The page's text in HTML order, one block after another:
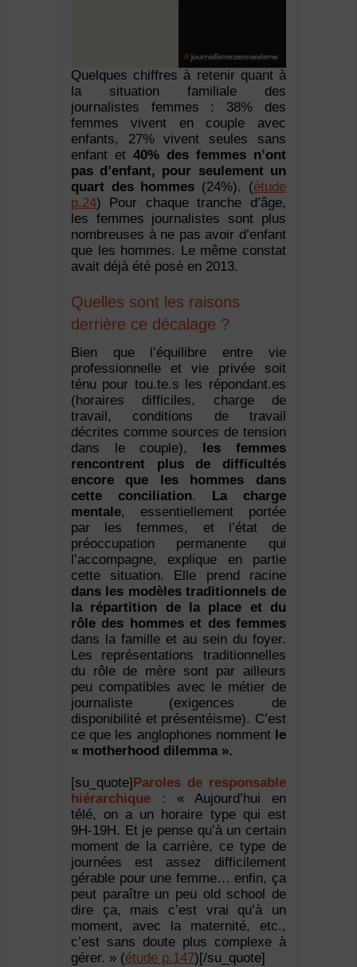
Quelques chiffres à retenir quant à
la situation familiale des
journalistes femmes : 38% des
femmes vivent en couple avec
enfants, 27% vivent seules sans
enfant et 40% des femmes n’ont
pas d’enfant, pour seulement un
quart des hommes (24%). (étude
p.24) Pour chaque tranche d’âge,
les femmes journalistes sont plus
nombreuses à ne pas avoir d’enfant
que les hommes. Le même constat
avait déjà été posé en 2013.
Quelles sont les raisons
derrière ce décalage ?
Bien que l’équilibre entre vie
professionnelle et vie privée soit
ténu pour tou.te.s les répondant.es
(horaires difficiles, charge de
travail, conditions de travail
décrites comme sources de tension
dans le couple),
les femmes
rencontrent plus de difficultés
encore que les hommes dans
cette conciliation.
La charge
mentale, essentiellement portée
par les femmes, et l’état de
préoccupation permanente qui
l’accompagne, explique en partie
cette situation. Elle prend racine
dans les modèles traditionnels de
la répartition de la place et du
rôle des hommes et des femmes
dans la famille et au sein du foyer.
Les représentations traditionnelles
du rôle de mère sont par ailleurs
peu compatibles avec le métier de
journaliste (exigences de
disponibilité et présentéisme). C’est
ce que les anglophones nomment le
« motherhood dilemma ».
[su_quote] Paroles de responsable
hiérarchique: « Aujourd’hui en
télé, on a un horaire type qui est
9H-19H. Et je pense qu’à un certain
moment de la carrière, ce type de
journées est assez difficilement
gérable pour une femme… enfin, ça
peut paraître un peu old school de
dire ça, mais c’est vrai qu’à un
moment, avec la maternité, etc.,
c’est sans doute plus complexe à
gérer. » (étude p.147)[/su_quote]